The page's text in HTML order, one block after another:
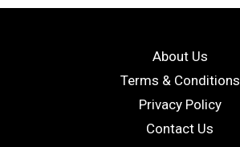
About Us
Terms & Conditions
Privacy Policy
Contact Us